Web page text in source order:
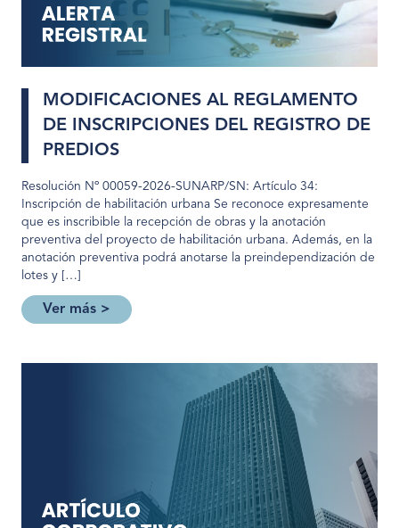
MODIFICACIONES AL REGLAMENTO
DE INSCRIPCIONES DEL REGISTRO DE
PREDIOS
Resolución Nº 00059-2026-SUNARP/SN: Artículo 34:
Inscripción de habilitación urbana Se reconoce expresamente
que es inscribible la recepción de obras y la anotación
preventiva del proyecto de habilitación urbana. Además, en la
anotación preventiva podrá anotarse la preindependización de
lotes y […]
Ver más >